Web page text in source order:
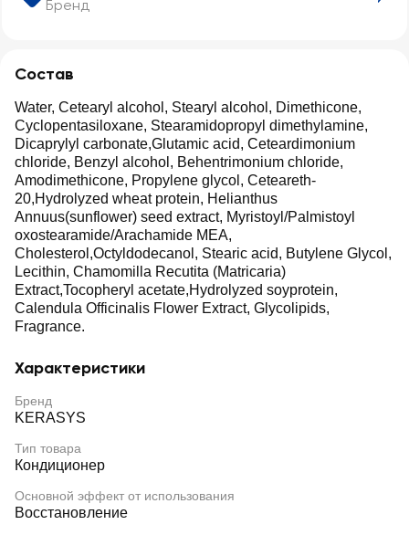
Бренд
Состав
Water, Cetearyl alcohol, Stearyl alcohol, Dimethicone,
Cyclopentasiloxane, Stearamidopropyl dimethylamine,
Dicaprylyl carbonate,Glutamic acid, Ceteardimonium
chloride, Benzyl alcohol, Behentrimonium chloride,
Amodimethicone, Propylene glycol, Ceteareth-
20,Hydrolyzed wheat protein, Helianthus
Annuus(sunflower) seed extract, Myristoyl/Palmistoyl
oxostearamide/Arachamide MEA,
Cholesterol,Octyldodecanol, Stearic acid, Butylene Glycol,
Lecithin, Chamomilla Recutita (Matricaria)
Extract,Tocopheryl acetate,Hydrolyzed soyprotein,
Calendula Officinalis Flower Extract, Glycolipids,
Fragrance.
Характеристики
Бренд
KERASYS
Тип товара
Кондиционер
Основной эффект от использования
Восстановление